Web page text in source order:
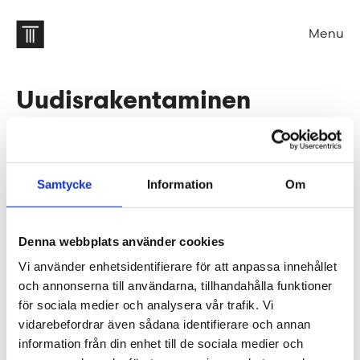
Samtycke Information Om
Denna webbplats använder cookies
Vi använder enhetsidentifierare för att anpassa innehållet
och annonserna till användarna, tillhandahålla funktioner
för sociala medier och analysera vår trafik. Vi
vidarebefordrar även sådana identifierare och annan
information från din enhet till de sociala medier och
Menu
Uudisrakentaminen
Kaikentyyppisten uudiskohteiden suunnittelu sujuu
taitavilta arkkitehdeiltamme. Autamme
valmistuttua jatkamme kiinteistön kehityksen
parissa – tarvittaessa sen koko elinkaaren ajan.
Tengbomilla tavoitteemme on suunnitella
rakennuksia, jotka joustavat käyttäjiensä tarpeiden